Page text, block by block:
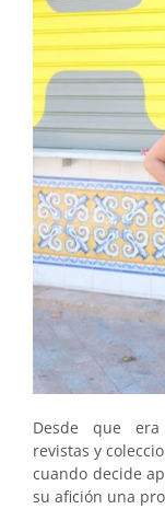
Desde que
revistas y
cuando decide
su afición una